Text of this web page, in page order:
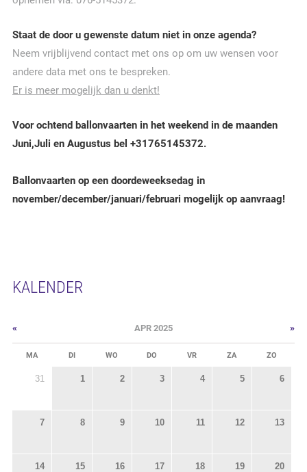
Staat de door u gewenste datum niet in onze agenda?
Neem vrijblijvend contact met ons op om uw wensen voor
andere data met ons te bespreken.
Er is meer mogelijk dan u denkt!
Voor ochtend ballonvaarten in het weekend in de maanden
Juni,Juli en Augustus bel +31765145372.
Ballonvaarten op een doordeweeksedag in
november/december/januari/februari mogelijk op aanvraag!
KALENDER
« APR 2025 »
MA DI WO DO VR ZA ZO
31 1 2 3 4 5 6
7 8 9 10 11 12 13
14 15 16 17 18 19 20